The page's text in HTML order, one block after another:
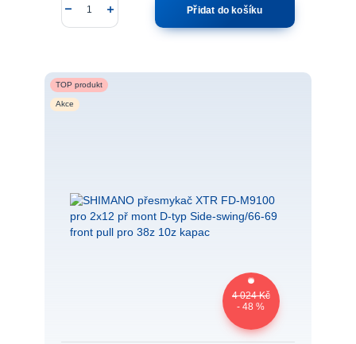
Přidat do košíku
TOP produkt
Akce
4 024 Kč
- 48 %